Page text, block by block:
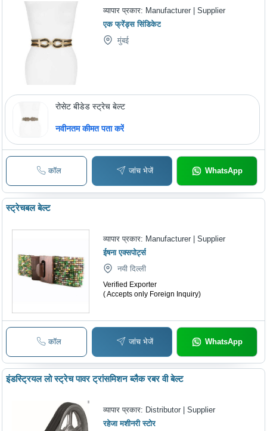
व्यापार प्रकार: Manufacturer | Supplier
एक फ्रेंड्स सिंडिकेट
मुंबई
रोसेट बीडेड स्ट्रेच बेल्ट
नवीनतम कीमत पता करें
कॉल जांच भेजें WhatsApp
स्ट्रेचबल बेल्ट
व्यापार प्रकार: Manufacturer | Supplier
ईषना एक्सपोर्ट्स
नयी दिल्ली
Verified Exporter
( Accepts only Foreign Inquiry)
कॉल जांच भेजें WhatsApp
इंडस्ट्रियल लो स्ट्रेच पावर ट्रांसमिशन ब्लैक रबर वी बेल्ट
व्यापार प्रकार: Distributor | Supplier
रहेजा मशीनरी स्टोर